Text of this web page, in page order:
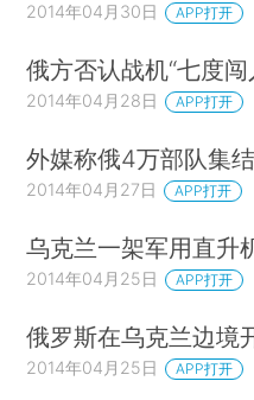
2014年04月30日 APP打开
俄方否认战机“七度
2014年04月28日 APP打开
外媒称俄4万部队集
2014年04月27日 APP打开
乌克兰一架军用直升
2014年04月25日 APP打开
俄罗斯在乌克兰边境
2014年04月25日 APP打开